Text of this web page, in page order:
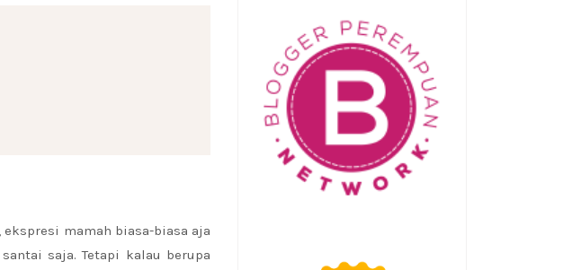
, ekspresi mamah biasa-biasa aja
saja. Tetapi kalau berupa